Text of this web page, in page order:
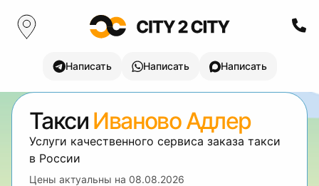
Написать Написать Написать
Такси Иваново Адлер
Услуги качественного сервиса заказа такси
в России
Цены актуальны на 08.08.2026